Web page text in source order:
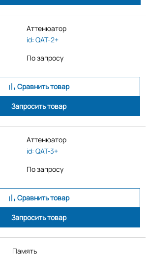
Аттенюатор
id: QAT-2+
По запросу
Сравнить товар
Запросить товар
Аттенюатор
id: QAT-3+
По запросу
Сравнить товар
Запросить товар
Память